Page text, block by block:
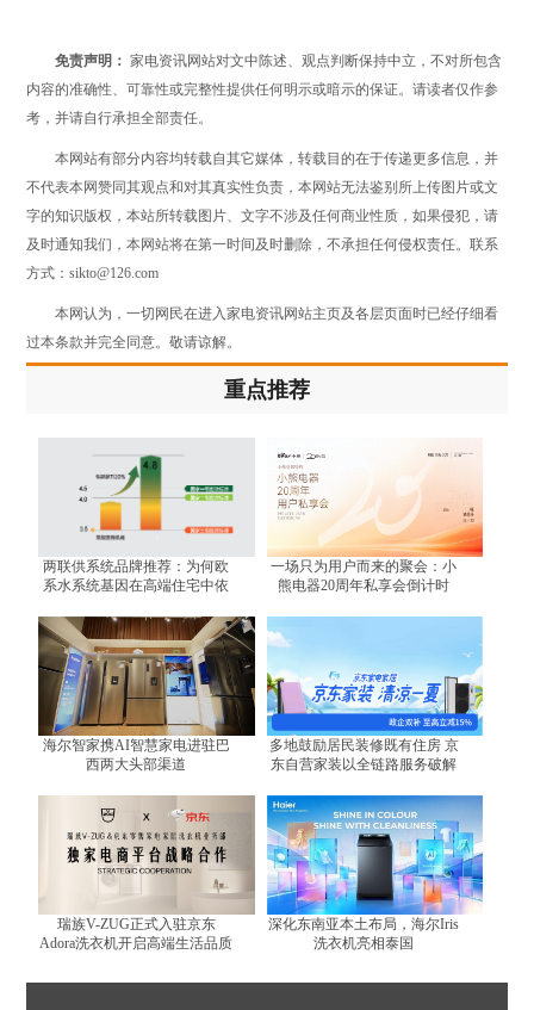
免责声明： 家电资讯网站对文中陈述、观点判断保持中立，不对所包含
内容的准确性、可靠性或完整性提供任何明示或暗示的保证。请读者仅作参
考，并请自行承担全部责任。
本网站有部分内容均转载自其它媒体，转载目的在于传递更多信息，并
不代表本网赞同其观点和对其真实性负责，本网站无法鉴别所上传图片或文
字的知识版权，本站所转载图片、文字不涉及任何商业性质，如果侵犯，请
及时通知我们，本网站将在第一时间及时删除，不承担任何侵权责任。联系
方式：sikto@126.com
本网认为，一切网民在进入家电资讯网站主页及各层页面时已经仔细看
过本条款并完全同意。敬请谅解。
重点推荐
两联供系统品牌推荐：为何欧
系水系统基因在高端住宅中依
一场只为用户而来的聚会：小
熊电器20周年私享会倒计时
海尔智家携AI智慧家电进驻巴
西两大头部渠道
多地鼓励居民装修既有住房 京
东自营家装以全链路服务破解
瑞族V-ZUG正式入驻京东
Adora洗衣机开启高端生活品质
深化东南亚本土布局，海尔Iris
洗衣机亮相泰国